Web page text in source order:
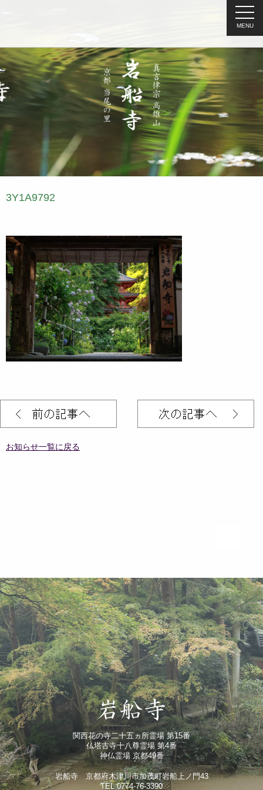
MENU
3Y1A9792
お知らせ一覧に戻る
関西花の寺二十五ヵ所霊場 第15番
仏塔古寺十八尊霊場 第4番
神仏霊場 京都49番
岩船寺 京都府木津川市加茂町岩船上ノ門43
TEL 0774-76-3390